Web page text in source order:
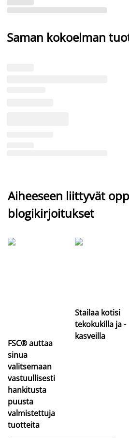
Saman kokoelman
Aiheeseen liittyvät
blogikirjoitukset
FSC® auttaa
sinua
valitsemaan
vastuullisesti
hankitusta
puusta
valmistettuja
tuotteita
Stailaa kotisi
tekokukilla ja -
kasveilla